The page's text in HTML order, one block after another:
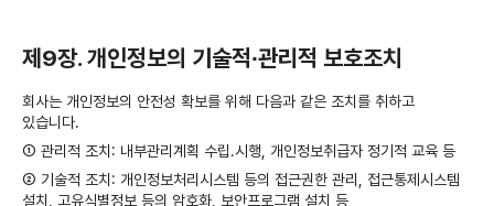
제9장. 개인정보의 기술적∙관리적 보호조치
회사는 개인정보의 안전성 확보를 위해 다음과 같은 조치를 취하고
있습니다.
① 관리적 조치: 내부관리계획 수립․시행, 개인정보취급자 정기적 교육 등
② 기술적 조치: 개인정보처리시스템 등의 접근권한 관리, 접근통제시스템
설치, 고유식별정보 등의 암호화, 보안프로그램 설치 등